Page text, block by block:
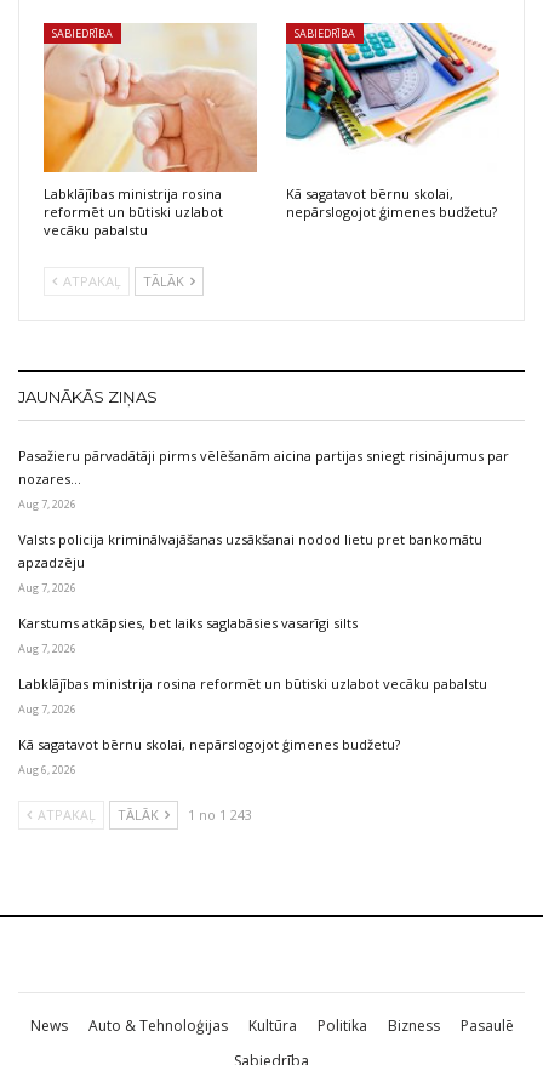
SABIEDRĪBA
Labklājības ministrija rosina
reformēt un būtiski uzlabot
vecāku pabalstu
SABIEDRĪBA
Kā sagatavot bērnu skolai,
nepārslogojot ģimenes budžetu?
ATPAKAĻ TĀLĀK
JAUNĀKĀS ZIŅAS
Pasažieru pārvadātāji pirms vēlēšanām aicina partijas sniegt risinājumus par
nozares…
Aug 7, 2026
Valsts policija kriminālvajāšanas uzsākšanai nodod lietu pret bankomātu
apzadzēju
Aug 7, 2026
Karstums atkāpsies, bet laiks saglabāsies vasarīgi silts
Aug 7, 2026
Labklājības ministrija rosina reformēt un būtiski uzlabot vecāku pabalstu
Aug 7, 2026
Kā sagatavot bērnu skolai, nepārslogojot ģimenes budžetu?
Aug 6, 2026
ATPAKAĻ TĀLĀK 1 no 1 243
News Auto & Tehnoloģijas Kultūra Politika Bizness
Pasaulē